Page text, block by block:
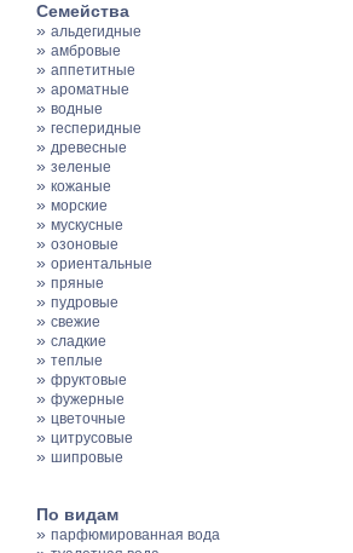
Семейства
» альдегидные
» амбровые
» аппетитные
» ароматные
» водные
» гесперидные
» древесные
» зеленые
» кожаные
» морские
» мускусные
» озоновые
» ориентальные
» пряные
» пудровые
» свежие
» сладкие
» теплые
» фруктовые
» фужерные
» цветочные
» цитрусовые
» шипровые
По видам
» парфюмированная вода